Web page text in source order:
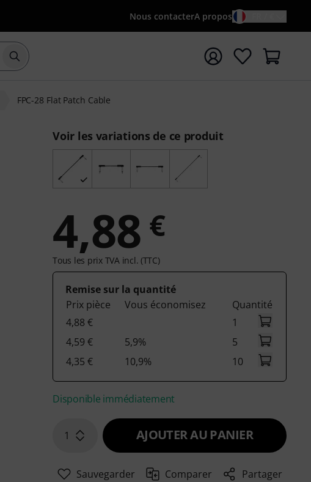
Nous contacterA propos
Démarrer la recherche avec le terme de recherche
FPC-28 Flat Patch Cable
Voir les variations de ce produit
4,88 €
Tous les prix TVA incl. (TTC)
Remise sur la quantité
Prix pièce
Vous économisez
Quantité
4,88 €
1
4,59 €
5,9%
5
4,35 €
10,9% 10
Disponible immédiatement
1 AJOUTER AU PANIER
Sauvegarder Comparer Partager